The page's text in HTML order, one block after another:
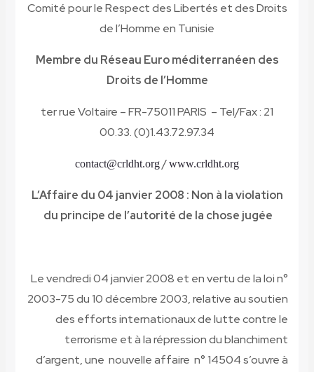
Comité pour le Respect des Libertés et des Droits
de l’Homme en Tunisie
Membre du Réseau Euro méditerranéen des
Droits de l’Homme
21 ter rue Voltaire – FR-75011 PARIS – Tel/Fax :
00.33. (0)1.43.72.97.34
contact@crldht.org/www.crldht.org
L’Affaire du 04 janvier 2008 : Non à la violation
du principe de l’autorité de la chose jugée
Le vendredi 04 janvier 2008 et en vertu de la loi n°
2003-75 du 10 décembre 2003, relative au soutien
des efforts internationaux de lutte contre le
terrorisme et à la répression du blanchiment
d’argent, une nouvelle affaire n° 14504 s’ouvre à